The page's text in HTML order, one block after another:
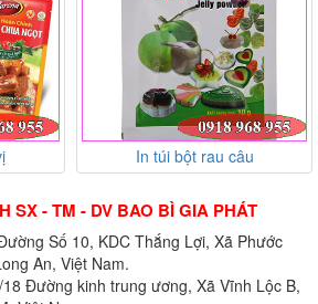
In túi bột rau câu
SX - TM - DV BAO BÌ GIA PHÁT
Số 10, KDC Thắng Lợi, Xã Phước
An, Việt Nam.
Đường kinh trung ương, Xã Vĩnh Lộc B,